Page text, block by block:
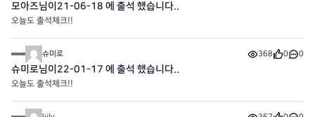
모아즈님이21-06-18 에 출석 했습니다..
오늘도 출석체크!!
슈미로 368 0 0
슈미로님이22-01-17 에 출석 했습니다..
오늘도 출석체크!!